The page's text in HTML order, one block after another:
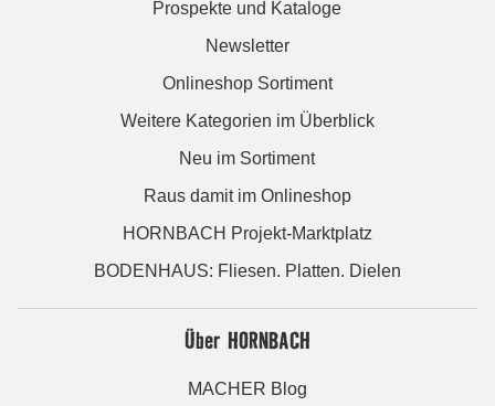
Prospekte und Kataloge
Newsletter
Onlineshop Sortiment
Weitere Kategorien im Überblick
Neu im Sortiment
Raus damit im Onlineshop
HORNBACH Projekt-Marktplatz
BODENHAUS: Fliesen. Platten. Dielen
Über HORNBACH
MACHER Blog